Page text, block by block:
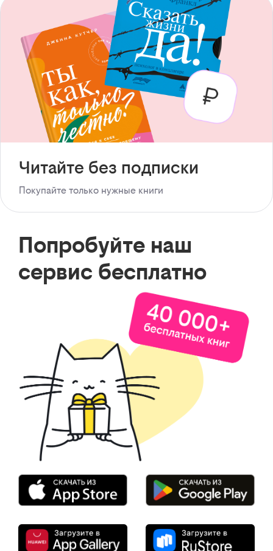
Читайте без подписки
Покупайте только нужные книги
Попробуйте наш
сервис бесплатно